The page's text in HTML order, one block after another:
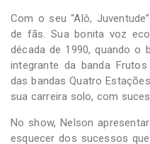
Com o seu “Alô,
de fãs. Sua bonita voz
década de 1990, quando o
integrante da banda
das bandas Quatro
sua carreira solo, com
No show, Nelson
esquecer dos sucessos